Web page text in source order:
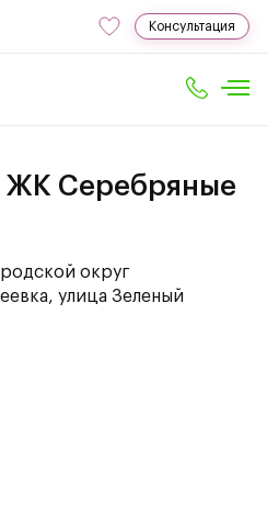
Консультация
ЖК Серебряные
округ
улица Зеленый